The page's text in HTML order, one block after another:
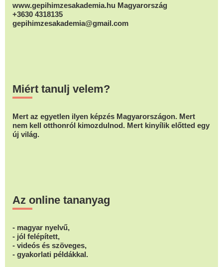
www.gepihimzesakademia.hu Magyarország
+3630 4318135
gepihimzesakademia@gmail.com
Miért tanulj velem?
Mert az egyetlen ilyen képzés Magyarországon. Mert
nem kell otthonról kimozdulnod. Mert kinyílik előtted egy
új világ.
Az online tananyag
- magyar nyelvű,
- jól felépített,
- videós és szöveges,
- gyakorlati példákkal.